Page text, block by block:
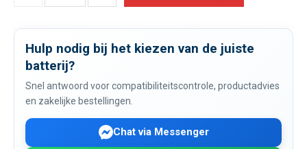
Hulp nodig bij het kiezen van de juiste
batterij?
Snel antwoord voor compatibiliteitscontrole, productadvies
en zakelijke bestellingen.
Chat via Messenger